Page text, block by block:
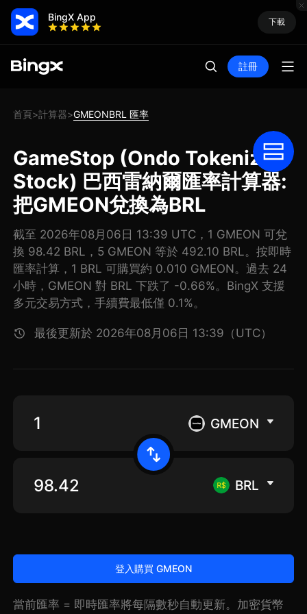
BingX App 下載
註冊
首頁>計算器>GMEONBRL 匯率
GameStop (Ondo Tokenized
Stock) 巴西雷納爾匯率計算器:
把GMEON兌換為BRL
截至 2026年08月06日 13:39 UTC，1 GMEON 可兌
換 98.42 BRL，5 GMEON 等於 492.10 BRL。按即時
匯率計算，1 BRL 可購買約 0.010 GMEON。過去 24
小時，GMEON 對 BRL 下跌了 -0.66%。BingX 支援
多元交易方式，手續費最低僅 0.1%。
最後更新於 2026年08月06日 13:39（UTC）
GMEON
BRL
登入購買 GMEON
當前匯率 = 即時匯率將每隔數秒自動更新。加密貨幣